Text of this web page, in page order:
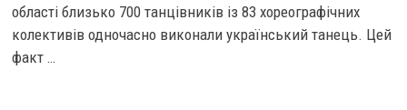
області близько 700 танцівників із 83 хореографічних
колективів одночасно виконали український танець. Цей
факт …